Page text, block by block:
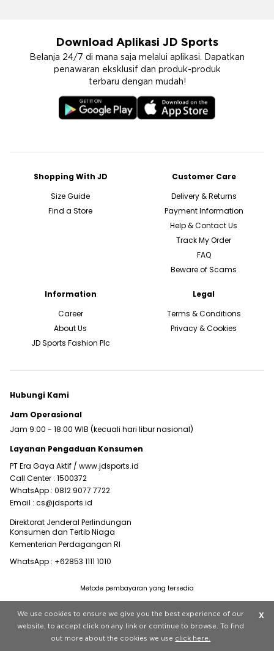
Download Aplikasi JD Sports
Belanja 24/7 di mana saja melalui aplikasi. Dapatkan
penawaran eksklusif dan produk-produk
terbaru dengan mudah!
Shopping With JD
Size Guide
Find a Store
Customer Care
Delivery & Returns
Payment Information
Help & Contact Us
Track My Order
FAQ
Beware of Scams
Information
Career
About Us
JD Sports Fashion Plc
Legal
Terms & Conditions
Privacy & Cookies
Hubungi Kami
Jam Operasional
Jam 9:00 - 18:00 WIB (kecuali hari libur nasional)
Layanan Pengaduan Konsumen
PT Era Gaya Aktif / www.jdsports.id
Call Center : 1500372
WhatsApp : 0812 9077 7722
Email : cs@jdsports.id
Direktorat Jenderal Perlindungan
Konsumen dan Tertib Niaga
Kementerian Perdagangan RI
WhatsApp : +62853 1111 1010
Copyright © 2022 JD Sports All rights reserved.
Metode pembayaran yang tersedia
We use cookies to ensure we give you the best experience of our
website, to accept click on any link or continue to browse. To find
out more about the cookies we use click here.
X